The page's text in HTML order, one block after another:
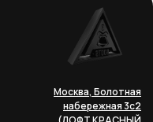
Москва, Болотная
набережная 3с2